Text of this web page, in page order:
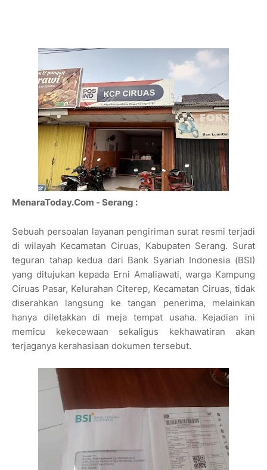
MenaraToday.Com - Serang :
Sebuah persoalan layanan pengiriman surat resmi terjadi
di wilayah Kecamatan Ciruas, Kabupaten Serang. Surat
teguran tahap kedua dari Bank Syariah Indonesia (BSI)
yang ditujukan kepada Erni Amaliawati, warga Kampung
Ciruas Pasar, Kelurahan Citerep, Kecamatan Ciruas, tidak
diserahkan langsung ke tangan penerima, melainkan
hanya diletakkan di meja tempat usaha. Kejadian ini
memicu kekecewaan sekaligus kekhawatiran akan
terjaganya kerahasiaan dokumen tersebut.